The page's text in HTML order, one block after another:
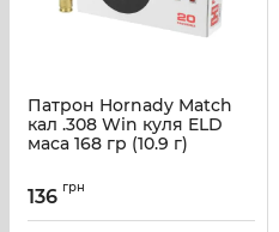
Патрон Hornady Match
кал .308 Win куля ELD
маса 168 гр (10.9 г)
136 грн